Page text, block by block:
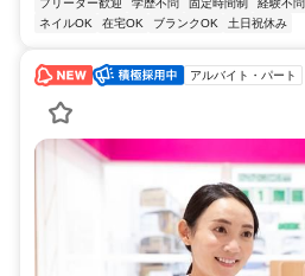
フリーター歓迎 学歴不問 固定時間制 経験不問
ネイルOK
在宅OK ブランクOK 土日祝休み
アルバイト・パート